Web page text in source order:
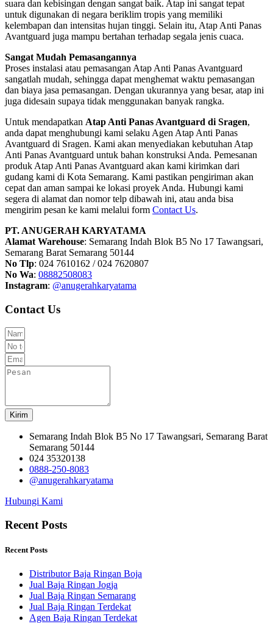
suara dan kebisingan dengan sangat baik. Atap ini sangat tepat
untuk digunakan di negara beriklim tropis yang memiliki
kelembapan dan intensitas hujan tinggi. Selain itu, Atap Anti Panas
Avantguard juga mampu bertahan terhadap segala jenis cuaca.
Sangat Mudah Pemasangannya
Proses instalasi atau pemasangan Atap Anti Panas Avantguard
sangatlah mudah, sehingga dapat menghemat waktu pemasangan
dan biaya jasa pemasangan. Dengan ukurannya yang besar, atap ini
juga didesain supaya tidak menggunakan banyak rangka.
Untuk mendapatkan Atap Anti Panas Avantguard di Sragen,
anda dapat menghubungi kami selaku Agen Atap Anti Panas
Avantguard di Sragen. Kami akan menyediakan kebutuhan Atap
Anti Panas Avantguard untuk bahan konstruksi Anda. Pemesanan
produk Atap Anti Panas Avantguard akan kami kirimkan dari
gudang kami di Kota Semarang. Kami pastikan pengiriman akan
cepat dan aman sampai ke lokasi proyek Anda. Hubungi kami
segera di alamat dan nomor telp dibawah ini, atau anda bisa
mengirim pesan ke kami melalui form Contact Us.
PT. ANUGERAH KARYATAMA
Alamat Warehouse: Semarang Indah Blok B5 No 17 Tawangsari,
Semarang Barat Semarang 50144
No Tlp: 024 7610162 / 024 7620807
No Wa: 08882508083
Instagram: @anugerahkaryatama
Contact Us
Kirim
Semarang Indah Blok B5 No 17 Tawangsari, Semarang Barat
Semarang 50144
024 35320138
0888-250-8083
@anugerahkaryatama
Hubungi Kami
Recent Posts
Recent Posts
Distributor Baja Ringan Boja
Jual Baja Ringan Jogja
Jual Baja Ringan Semarang
Jual Baja Ringan Terdekat
Agen Baja Ringan Terdekat